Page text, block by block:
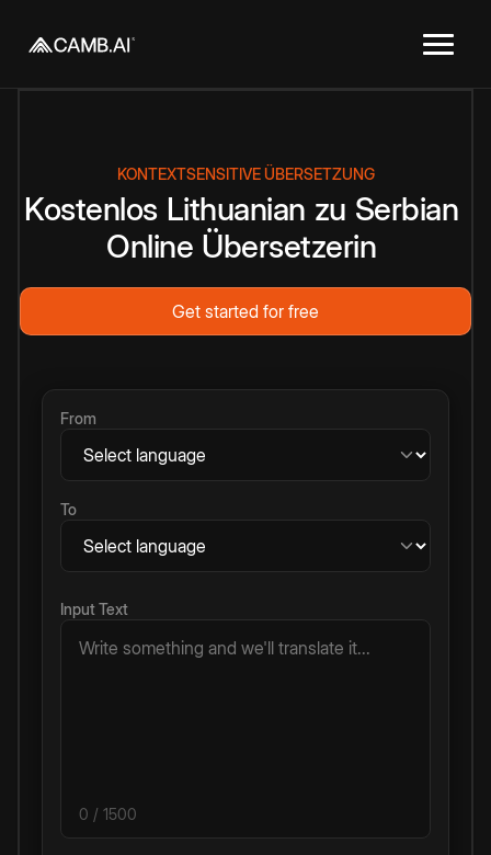
KONTEXTSENSITIVE ÜBERSETZUNG
Kostenlos Lithuanian zu Serbian
Online Übersetzerin
Get started for free
From
To
Input Text
0 / 1500